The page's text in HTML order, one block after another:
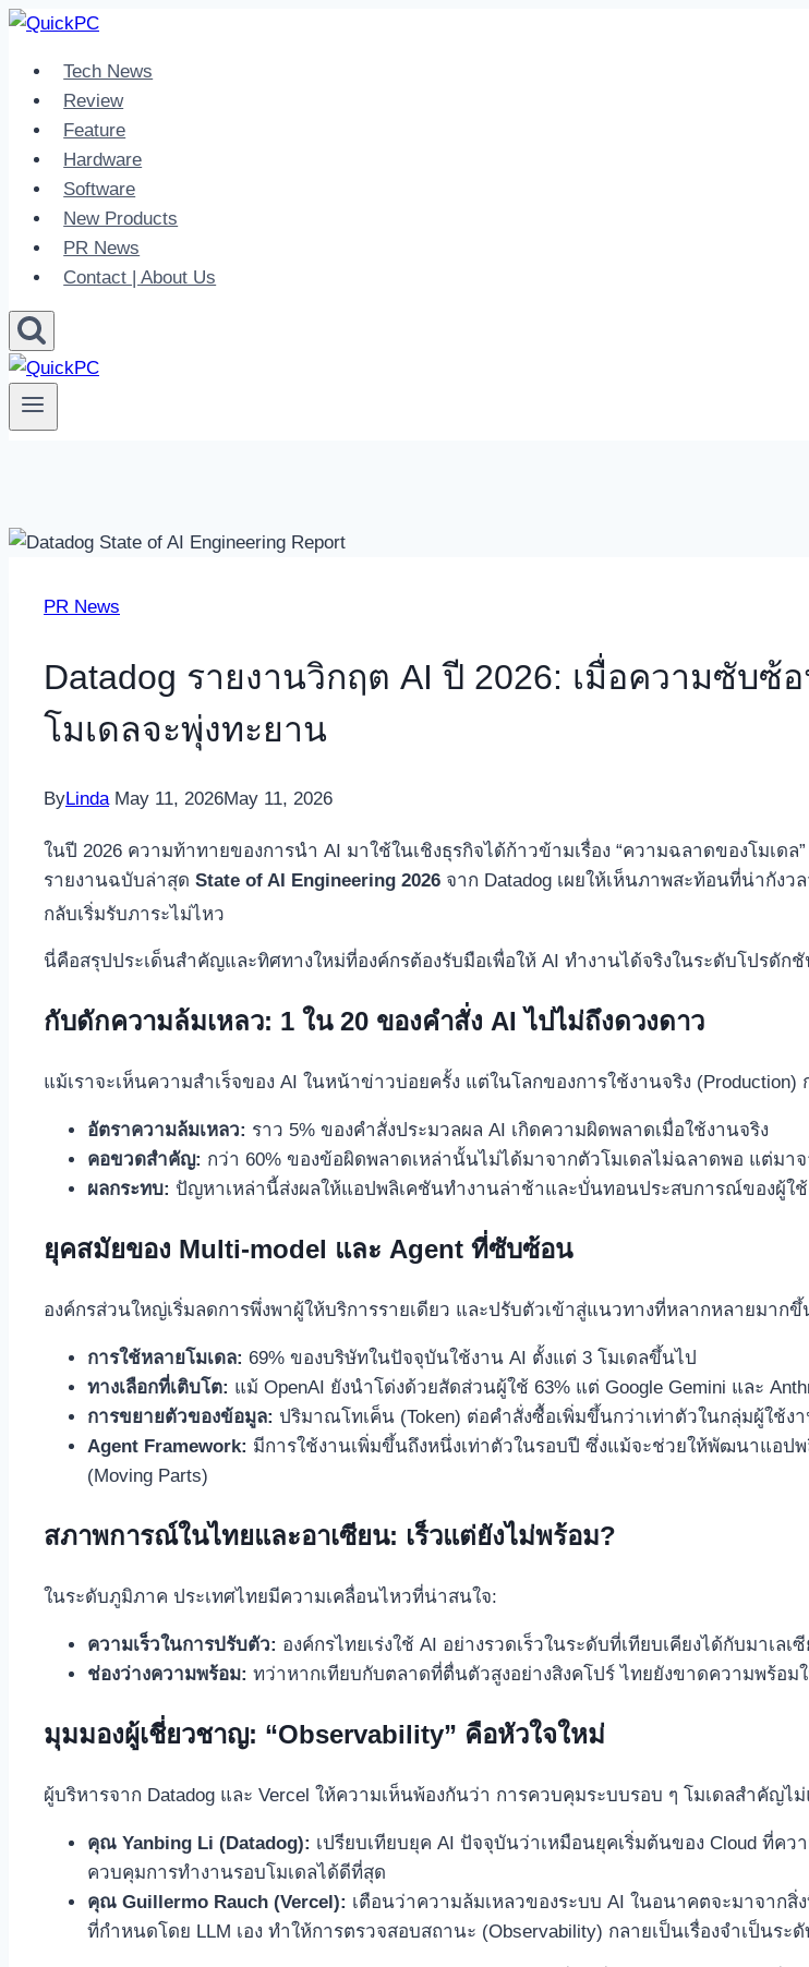
Skip
contentTech News
Review
Feature
Hardware
Software
New Products
PR News
Contact | About Us
PR News
Datadog รายงานวิกฤต AI ปี 2026: เมื่อความซับ
โมเดลจะพุ่งทะยาน
ByLinda May 11, 2026May 11, 2026
ในปี 2026 ความท้าทายของการนำ AI มาใช้ในเชิงธุรกิจได้ก้าวข้ามเรื่อง “ความฉลาดของโมเด
รายงานฉบับล่าสุด State of AI Engineering 2026 จาก Datadog เผยให้เห็นภาพสะท้อนที่น่ากัง
กลับเริ่มรับภาระไม่ไหว
นี่คือสรุปประเด็นสำคัญและทิศทางใหม่ที่องค์กรต้องรับมือเพื่อให้ AI ทำงานได้จริงในระดับโปรดัก
กับดักความล้มเหลว: 1 ใน 20 ของคำสั่ง AI ไปไม่ถึงดวงดาว
แม้เราจะเห็นความสำเร็จของ AI ในหน้าข่าวบ่อยครั้ง แต่ในโลกของการใช้งานจริง
อัตราความล้มเหลว: ราว 5% ของคำสั่งประมวลผล AI เกิดความผิดพลาดเมื่อใช้งานจริง
คอขวดสำคัญ: กว่า 60% ของข้อผิดพลาดเหล่านั้นไม่ได้มาจากตัวโมเดลไม่ฉลาดพอ แต่มา
ผลกระทบ: ปัญหาเหล่านี้ส่งผลให้แอปพลิเคชันทำงานล่าช้าและบั่นทอนประสบการณ์ของผู้ใช้
ยุคสมัยของ Multi-model และ Agent ที่ซับซ้อน
องค์กรส่วนใหญ่เริ่มลดการพึ่งพาผู้ให้บริการรายเดียว และปรับตัวเข้าสู่แนวทางที่หลากหลายมากขึ้
การใช้หลายโมเดล: 69% ของบริษัทในปัจจุบันใช้งาน AI ตั้งแต่ 3 โมเดลขึ้นไป
ทางเลือกที่เติบโต: แม้ OpenAI ยังนำโด่งด้วยสัดส่วนผู้ใช้ 63% แต่ Google Gemini และ
การขยายตัวของข้อมูล: ปริมาณโทเค็น (Token) ต่อคำสั่งซื้อเพิ่มขึ้นกว่าเท่าตัวในกลุ่มผู้ใช้ง
Agent Framework: มีการใช้งานเพิ่มขึ้นถึงหนึ่งเท่าตัวในรอบปี ซึ่งแม้จะช่วยให้พัฒนาแอป
(Moving Parts)
สภาพการณ์ในไทยและอาเซียน: เร็วแต่ยังไม่พร้อม?
ในระดับภูมิภาค ประเทศไทยมีความเคลื่อนไหวที่น่าสนใจ:
ความเร็วในการปรับตัว: องค์กรไทยเร่งใช้ AI อย่างรวดเร็วในระดับที่เทียบเคียงได้กับมาเลเ
ช่องว่างความพร้อม: ทว่าหากเทียบกับตลาดที่ตื่นตัวสูงอย่างสิงคโปร์ ไทยยังขาดความพร้อ
มุมมองผู้เชี่ยวชาญ: “Observability” คือหัวใจใหม่
ผู้บริหารจาก Datadog และ Vercel ให้ความเห็นพ้องกันว่า การควบคุมระบบรอบ ๆ โมเดลสำคัญไม่
คุณ Yanbing Li (Datadog): เปรียบเทียบยุค AI ปัจจุบันว่าเหมือนยุคเริ่มต้นของ Cloud ที่
ควบคุมการทำงานรอบโมเดลได้ดีที่สุด
คุณ Guillermo Rauch (Vercel): เตือนว่าความล้มเหลวของระบบ AI ในอนาคตจะมาจาก
ที่กำหนดโดย LLM เอง ทำให้การตรวจสอบสถานะ (Observability) กลายเป็นเรื่องจำเป็นระ